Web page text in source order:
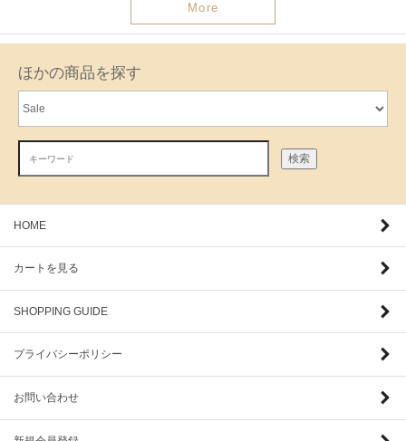
More
ほかの商品を探す
検索
HOME
カートを見る
SHOPPING GUIDE
プライバシーポリシー
お問い合わせ